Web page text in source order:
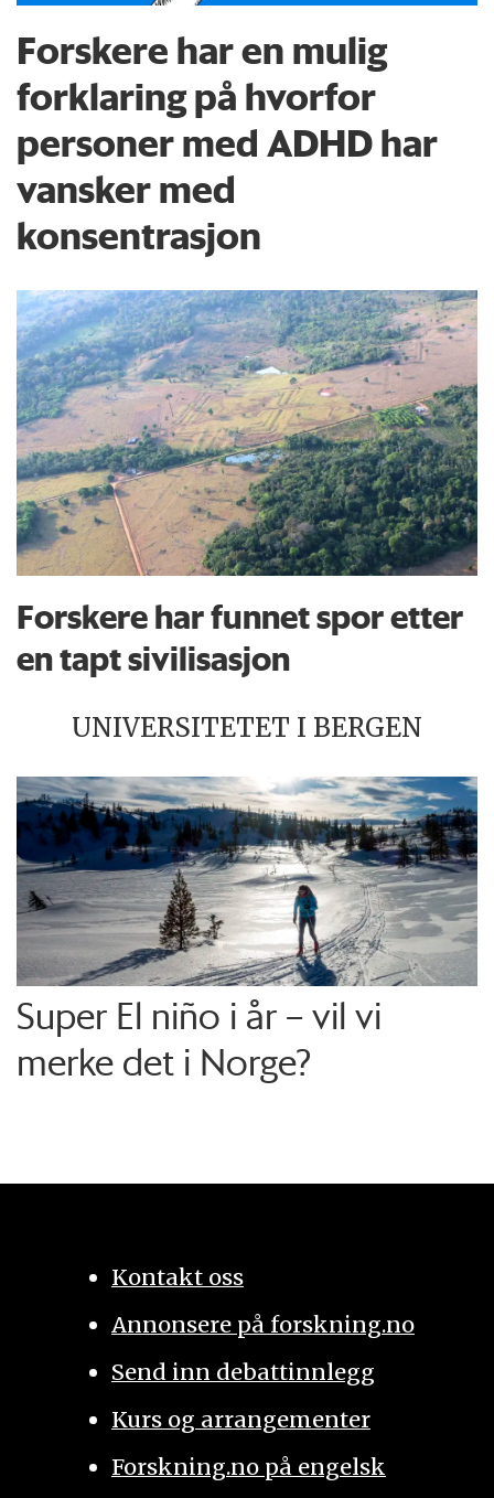
Forskere har en mulig
forklaring på hvorfor
personer med ADHD har
vansker med
konsentrasjon
Forskere har funnet spor etter
en tapt sivilisasjon
UNIVERSITETET I BERGEN
Super El niño i år – vil vi
merke det i Norge?
Kontakt oss
Annonsere på forskning.no
Send inn debattinnlegg
Kurs og arrangementer
Forskning.no på engelsk